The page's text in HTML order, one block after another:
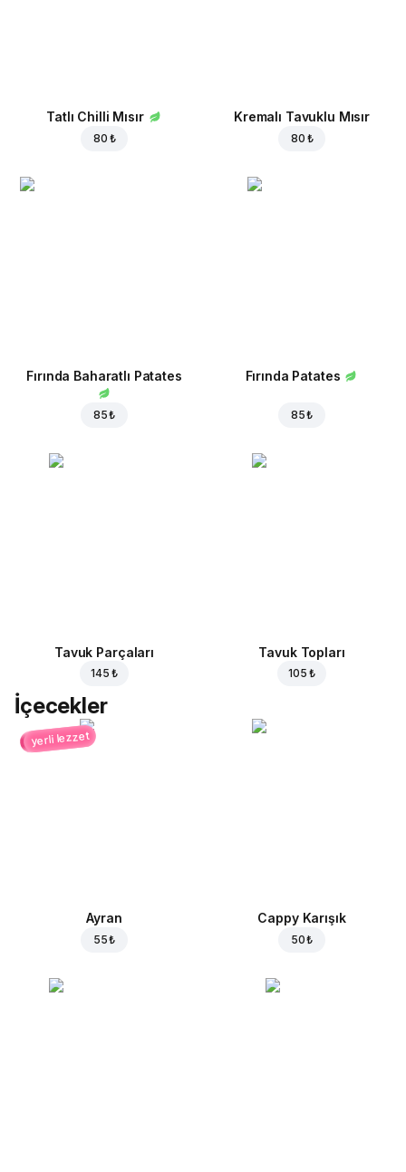
Tatlı Chilli Mısır
80 ₺
Kremalı Tavuklu Mısır
80 ₺
Fırında Baharatlı Patates
85 ₺
Fırında Patates
85 ₺
Tavuk Parçaları
145 ₺
Tavuk Topları
105 ₺
İçecekler
yerli lezzet
Ayran
55 ₺
Cappy Karışık
50 ₺